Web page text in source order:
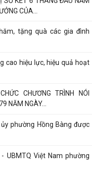
CỦA...
tặng quà các gia đình
cao hiệu lực, hiệu quả hoạt
CHƯƠNG TRÌNH NÓI
NĂM NGÀY...
phường Hồng Bàng được
UBMTQ Việt Nam phường